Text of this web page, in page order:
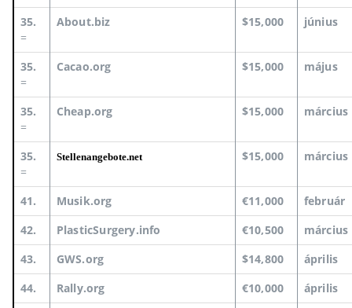
35.
=
About.biz $15,000 június
35.
=
Cacao.org $15,000 május
35.
=
Cheap.org $15,000 március
35.
=
Stellenangebote.net $15,000 március
41. Musik.org €11,000
február
42.
PlasticSurgery.info €10,500
március
43.
GWS.org $14,800
április
44.
Rally.org €10,000
április